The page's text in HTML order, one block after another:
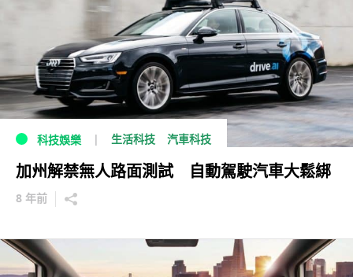
科技娛樂 生活科技 汽車科技
加州解禁無人路面測試 自動駕駛汽車大鬆綁
8 年前